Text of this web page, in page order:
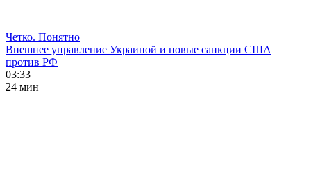
Четко. Понятно
Внешнее управление Украиной и новые санкции США
против РФ
03:33
24 мин